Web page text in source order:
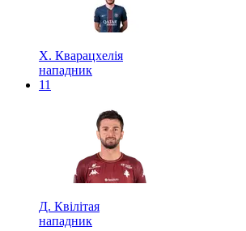
Х. Кварацхелія
нападник
11
Д. Квілітая
нападник